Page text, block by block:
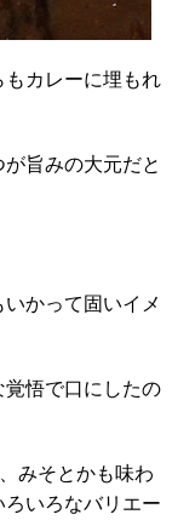
カレーに埋もれ
旨みの大元だと
かって固いイメ
悟で口にしたの
みそとかも味わ
いろなバリエー